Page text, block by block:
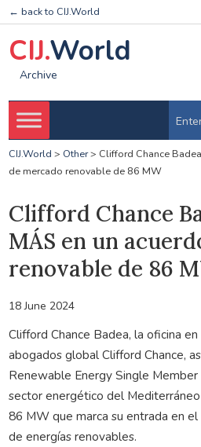
← back to CIJ.World
CIJ.World
Archive
CIJ.World > Other> Clifford Chance
de mercado renovable de 86 MW
Clifford Chance
MÁS en un
renovable de 86
18 June 2024
Clifford Chance Badea, la oficina
abogados global Clifford Chance,
Renewable Energy Single Member
sector energético del
86 MW que marca su entrada en
de energías renovables.